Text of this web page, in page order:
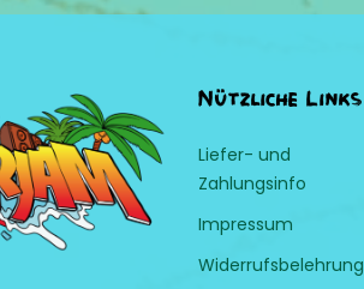
Nützliche Links
Liefer- und
Zahlungsinfo
Impressum
Widerrufsbelehrung